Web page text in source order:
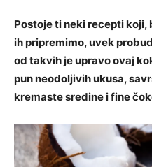
Postoje ti neki recepti koji,
ih pripremimo, uvek
od takvih je upravo ovaj
pun neodoljivih ukusa,
kremaste sredine i fine